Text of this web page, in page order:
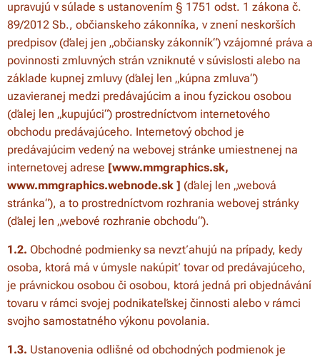
upravujú v súlade s ustanovením § 1751 odst. 1 zákona č.
89/2012 Sb., občianskeho zákonníka, v znení neskorších
predpisov (ďalej jen „občiansky zákonník“) vzájomné práva a
povinnosti zmluvných strán vzniknuté v súvislosti alebo na
základe kupnej zmluvy (ďalej len „kúpna zmluva“)
uzavieranej medzi predávajúcim a inou fyzickou osobou
(ďalej len „kupujúci“) prostredníctvom internetového
obchodu predávajúceho. Internetový obchod je
predávajúcim vedený na webovej stránke umiestnenej na
internetovej adrese [www.mmgraphics.sk,
www.mmgraphics.webnode.sk ] (ďalej len „webová
stránka“), a to prostredníctvom rozhrania webovej stránky
(ďalej len „webové rozhranie obchodu“).
1.2. Obchodné podmienky sa nevzťahujú na prípady, kedy
osoba, ktorá má v úmysle nakúpiť tovar od predávajúceho,
je právnickou osobou či osobou, ktorá jedná pri objednávání
tovaru v rámci svojej podnikateľskej činnosti alebo v rámci
svojho samostatného výkonu povolania.
1.3. Ustanovenia odlišné od obchodných podmienok je